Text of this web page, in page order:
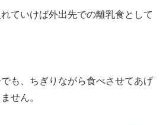
ていけば外出先での離乳食として
も、ちぎりながら食べさせてあげ
せん。